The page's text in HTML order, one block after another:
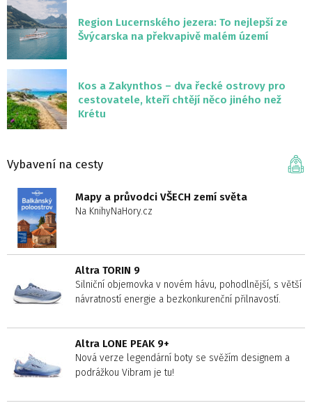
Region Lucernského jezera: To nejlepší ze
Švýcarska na překvapivě malém území
Kos a Zakynthos – dva řecké ostrovy pro
cestovatele, kteří chtějí něco jiného než
Krétu
Vybavení na cesty
Mapy a průvodci VŠECH zemí světa
Na KnihyNaHory.cz
Altra TORIN 9
Silniční objemovka v novém hávu, pohodlnější, s větší
návratností energie a bezkonkurenční přilnavostí.
Altra LONE PEAK 9+
Nová verze legendární boty se svěžím designem a
podrážkou Vibram je tu!